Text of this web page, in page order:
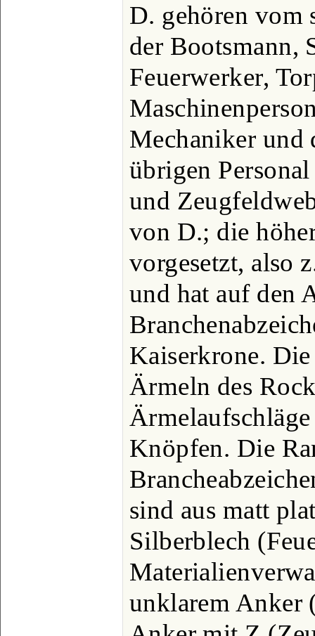
D. gehören vom
der Bootsmann,
Feuerwerker,
Mechaniker und
übrigen
und
von D.; die
vorgesetzt, also
und hat auf den
Kaiserkrone.
Ärmeln des
Knöpfen. Die
sind aus matt
Silberblech
unklarem Anker